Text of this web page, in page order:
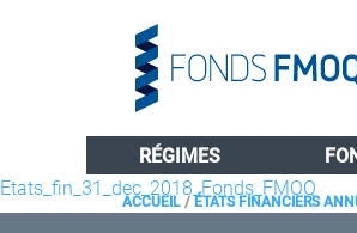
RÉGIMES
ACCUEIL/ÉTATS FINANCIERS
Etats_fin_31_dec_2018_Fonds_FMOQ